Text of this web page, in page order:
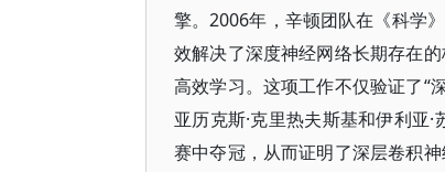
擎。2006年，辛顿团队在《科学
效解决了深度神经网络长期存在
高效学习。这项工作不仅验证了“
亚历克斯·克里热夫斯基和伊利亚
赛中夺冠，从而证明了深层卷积